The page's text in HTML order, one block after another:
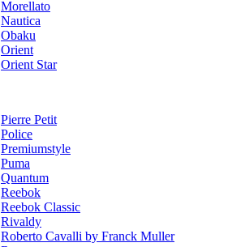
Morellato
Nautica
Obaku
Orient
Orient Star
Pierre Petit
Police
Premiumstyle
Puma
Quantum
Reebok
Reebok Classic
Rivaldy
Roberto Cavalli by Franck Muller